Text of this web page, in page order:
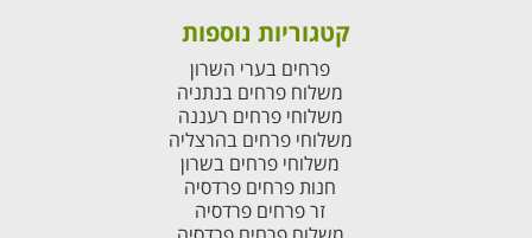
קטגוריות נוספות
פרחים בערי השרון
משלוח פרחים בנתניה
משלוחי פרחים רעננה
משלוחי פרחים בהרצליה
משלוחי פרחים בשרון
חנות פרחים פרדסיה
זר פרחים פרדסיה